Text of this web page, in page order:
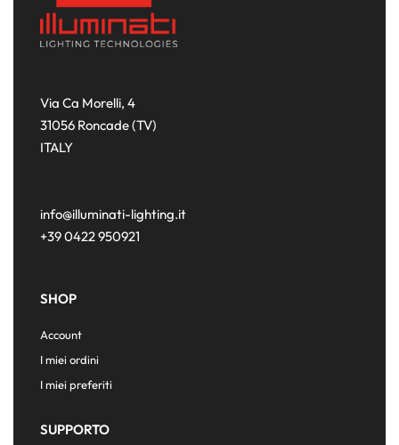
Via Ca Morelli, 4
31056 Roncade (TV)
ITALY
info@illuminati-lighting.it
+39 0422 950921
SHOP
Account
I miei ordini
I miei preferiti
SUPPORTO